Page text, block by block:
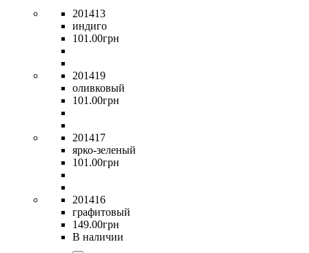
201413
индиго
101 .00грн
201419
оливковый
101 .00грн
201417
ярко-зеленый
101 .00грн
201416
графитовый
149.00грн
В наличии